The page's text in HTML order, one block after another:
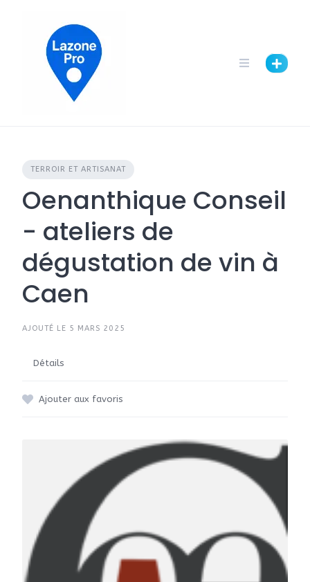
TERROIR ET ARTISANAT
Oenanthique Conseil
- ateliers de
dégustation de vin à
Caen
AJOUTÉ LE 5 MARS 2025
Détails
Ajouter aux favoris